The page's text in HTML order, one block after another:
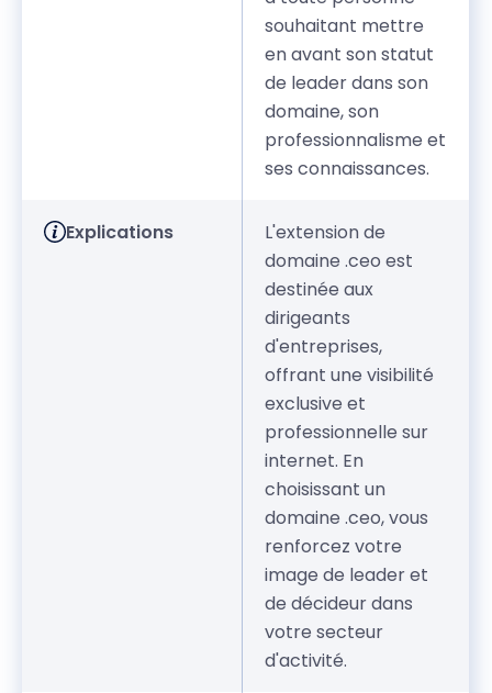
souhaitant mettre
en avant son statut
de leader dans son
domaine, son
professionnalisme et
ses connaissances.
Explications
L'extension de
domaine .ceo est
destinée aux
dirigeants
d'entreprises,
offrant une visibilité
exclusive et
professionnelle sur
internet. En
choisissant un
domaine .ceo, vous
renforcez votre
image de leader et
de décideur dans
votre secteur
d'activité.